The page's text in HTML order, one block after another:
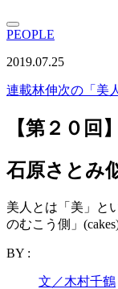
PEOPLE
2019.07.25
連載林伸次の「美
【第２０回】
石原さとみ
美人とは「美」と
のむこう側」
BY :
文／木村千鶴